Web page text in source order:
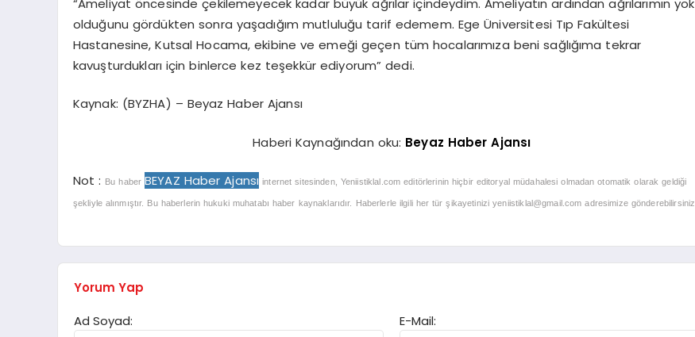
olduğunu gördükten sonra yaşadığım mutluluğu tarif edemem. Ege Üniversitesi Tıp Fakültesi
Hastanesine, Kutsal Hocama, ekibine ve emeği geçen tüm hocalarımıza beni sağlığıma tekrar
kavuşturdukları için binlerce kez teşekkür ediyorum” dedi.
Kaynak: (BYZHA) – Beyaz Haber Ajansı
Haberi Kaynağından oku: Beyaz Haber Ajansı
Not : Bu haber BEYAZ Haber Ajansı internet sitesinden, Yeniistiklal.com editörlerinin hiçbir editoryal müdahalesi olmadan otomatik olarak geldiği
şekliyle alınmıştır. Bu haberlerin hukuki muhatabı haber kaynaklarıdır. Haberlerle ilgili her tür şikayetiniziyeniistiklal@gmail.com adresimize gönderebilirsiniz.
Yorum Yap
Ad Soyad:
E-Mail: